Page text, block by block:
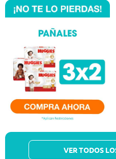
VER TODOS